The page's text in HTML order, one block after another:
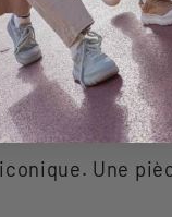
ses matériaux
Une